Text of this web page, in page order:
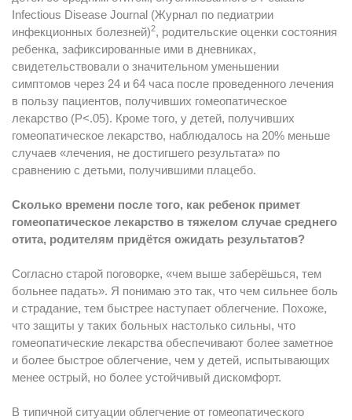
Infectious Disease Journal (Журнал по педиатрии
инфекционных болезней)2, родительские оценки состояния
ребенка, зафиксированные ими в дневниках,
свидетельствовали о значительном уменьшении
симптомов через 24 и 64 часа после проведенного лечения
в пользу пациентов, получивших гомеопатическое
лекарство (P<.05). Кроме того, у детей, получивших
гомеопатическое лекарство, наблюдалось на 20% меньше
случаев «лечения, не достигшего результата» по
сравнению с детьми, получившими плацебо.
Сколько времени после того, как ребенок примет
гомеопатическое лекарство в тяжелом случае среднего
отита, родителям придётся ожидать результатов?
Согласно старой поговорке, «чем выше заберёшься, тем
больнее падать». Я понимаю это так, что чем сильнее боль
и страдание, тем быстрее наступает облегчение. Похоже,
что защиты у таких больных настолько сильны, что
гомеопатические лекарства обеспечивают более заметное
и более быстрое облегчение, чем у детей, испытывающих
менее острый, но более устойчивый дискомфорт.
В типичной ситуации облегчение от гомеопатического